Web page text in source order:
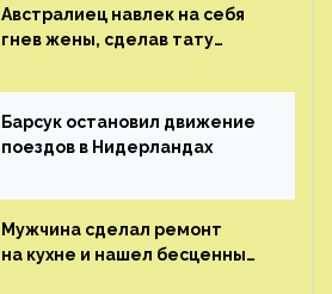
Австралиец навлек на себя
гнев жены, сделав тату
Барсук остановил движение
поездов в Нидерландах
Мужчина сделал ремонт
на кухне и нашел бесценные